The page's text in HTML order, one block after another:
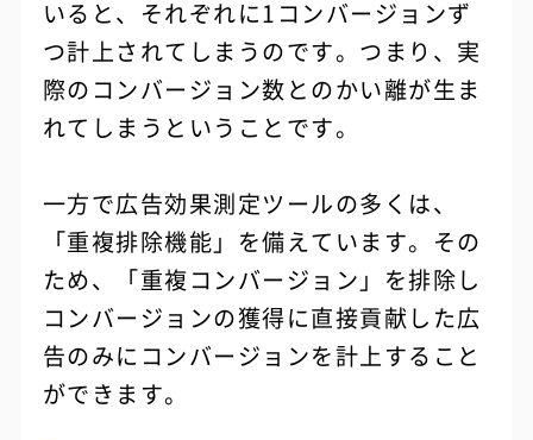
いると、それぞれに1コンバージョンず
つ計上されてしまうのです。つまり、実
際のコンバージョン数とのかい離が生ま
れてしまうということです。
一方で広告効果測定ツールの多くは、
「重複排除機能」を備えています。その
ため、「重複コンバージョン」を排除し
コンバージョンの獲得に直接貢献した広
告のみにコンバージョンを計上すること
ができます。